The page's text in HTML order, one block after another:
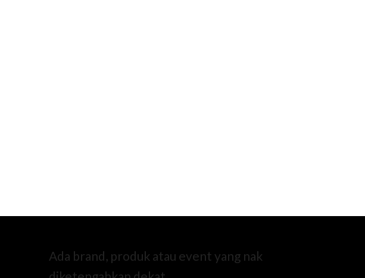
Ada brand, produk atau event yang nak